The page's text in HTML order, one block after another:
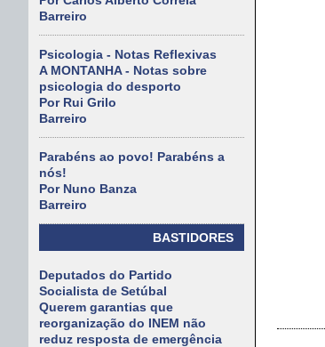
Barreiro
Psicologia - Notas Reflexivas
A MONTANHA - Notas sobre
psicologia do desporto
Por Rui Grilo
Barreiro
Parabéns ao povo! Parabéns a
nós!
Por Nuno Banza
Barreiro
BASTIDORES
Deputados do Partido
Socialista de Setúbal
Querem garantias que
reorganização do INEM não
reduz resposta de emergência